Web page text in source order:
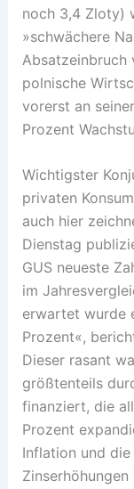
noch 3,4 Zloty)
»schwächere
Absatzeinbruch
polnische
vorerst an
Prozent
Wichtigster
privaten
auch hier
Dienstag
GUS neueste
im
erwartet wurde
Prozent«,
Dieser rasant
größtenteils
finanziert, die
Prozent
Inflation und